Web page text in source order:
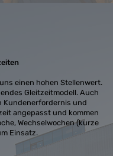
einen hohen Stellenwert.
Gleitzeitmodell. Auch
Kundenerfordernis und
angepasst und kommen
Wechselwochen (kurze
Einsatz.